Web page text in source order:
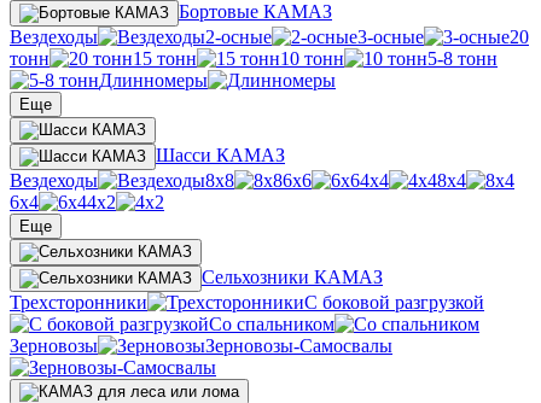
Бортовые КАМАЗ
Вездеходы
2-осные 3-осные
20
тонн
15 тонн 10 тонн
5-8 тонн
Длинномеры
Еще
Шасси КАМАЗ
Вездеходы
8х8 6х6 4х4
8х4
6х4
4х2
Еще
Сельхозники КАМАЗ
Трехсторонники
С боковой разгрузкой
Со спальником
Зерновозы
Зерновозы-Самосвалы